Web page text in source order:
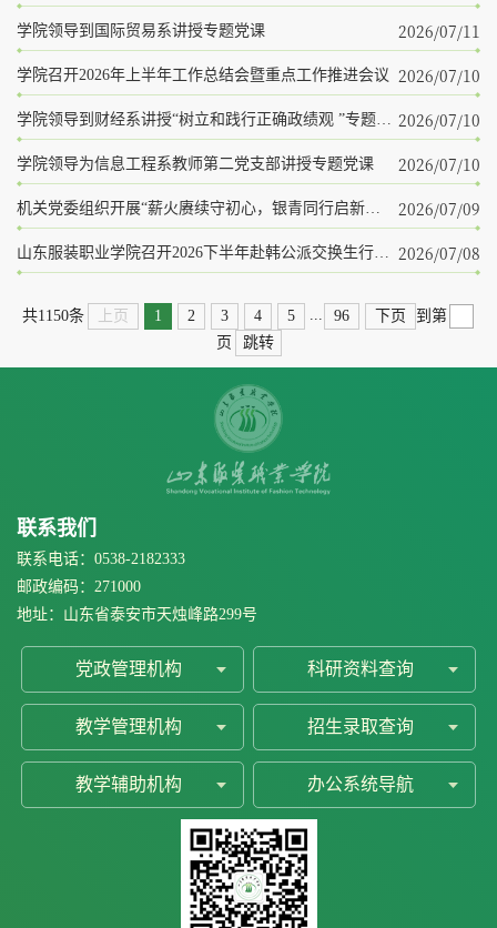
学院领导到国际贸易系讲授专题党课 2026/07/11
学院召开2026年上半年工作总结会暨重点工作推进会议 2026/07/10
2026/07/10
学院领导为信息工程系教师第二党支部讲授专题党课 2026/07/10
2026/07/09
2026/07/08
共1150条 上页 1 2 3 4 5 ... 96 下页
到第
页
跳转
联系我们
联系电话：0538-2182333
邮政编码：271000
地址：山东省泰安市天烛峰路299号
党政管理机构 科研资料查询
教学管理机构 招生录取查询
教学辅助机构 办公系统导航